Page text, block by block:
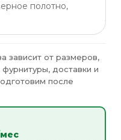
полотно,
зависит от размеров,
доставки и
после